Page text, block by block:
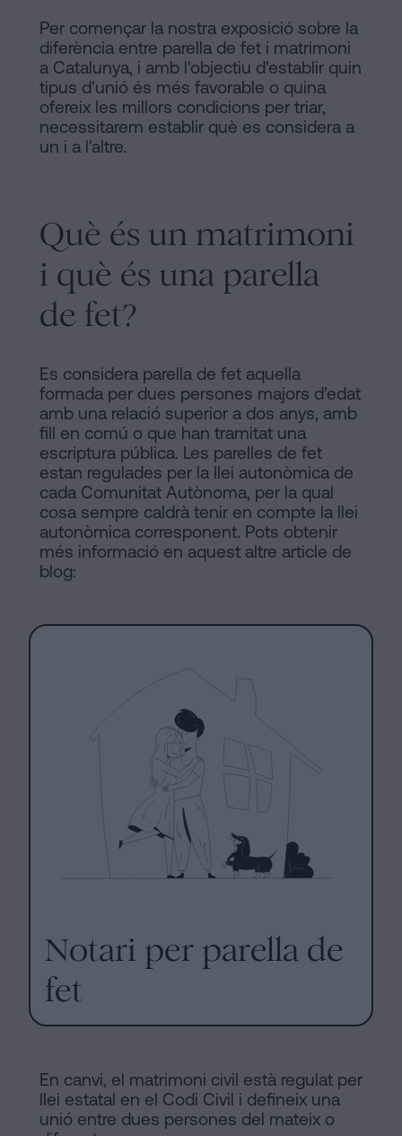
Personalizar
cookies
Segueix-
nos
xarxes
socials
Es
pot
signar
hipoteca
sense
Contactar
Per començar la nostra exposició sobre la
diferència entre parella de fet i matrimoni
a Catalunya, i amb l'objectiu d'establir quin
tipus d'unió és més favorable o quina
ofereix les millors condicions per triar,
necessitarem establir què es considera a
un i a l'altre.
Què és un matrimoni
i què és una parella
de fet?
Es considera parella de fet aquella
formada per dues persones majors d’edat
amb una relació superior a dos anys, amb
fill en comú o que han tramitat una
escriptura pública. Les parelles de fet
estan regulades per la llei autonòmica de
cada Comunitat Autònoma, per la qual
cosa sempre caldrà tenir en compte la llei
autonòmica corresponent. Pots obtenir
més informació en aquest altre article de
blog:
Notari per parella de
fet
En canvi, el matrimoni civil està regulat per
llei estatal en el Codi Civil i defineix una
unió entre dues persones del mateix o